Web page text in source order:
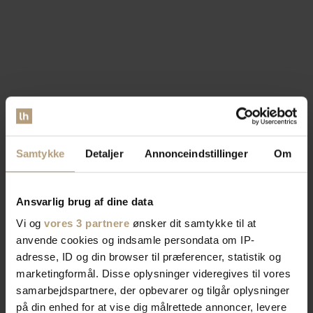
Samtykke Detaljer Annonceindstillinger Om
Ansvarlig brug af dine data
Vi og vores 3 partnere ønsker dit samtykke til at
anvende cookies og indsamle persondata om IP-
adresse, ID og din browser til præferencer, statistik og
marketingformål. Disse oplysninger videregives til vores
samarbejdspartnere, der opbevarer og tilgår oplysninger
på din enhed for at vise dig målrettede annoncer, levere